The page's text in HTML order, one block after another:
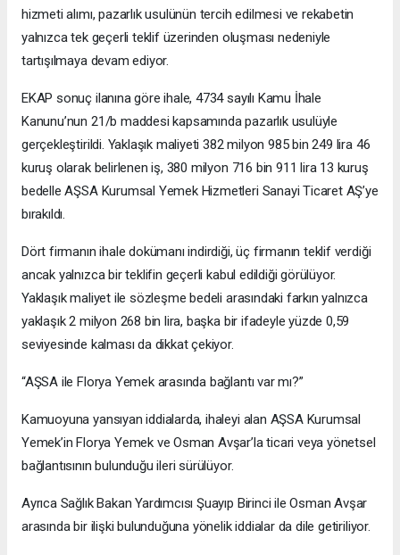
hizmeti alımı, pazarlık usulünün tercih edilmesi ve rekabetin
yalnızca tek geçerli teklif üzerinden oluşması nedeniyle
tartışılmaya devam ediyor.
EKAP sonuç ilanına göre ihale, 4734 sayılı Kamu İhale
Kanunu’nun 21/b maddesi kapsamında pazarlık usulüyle
gerçekleştirildi. Yaklaşık maliyeti 382 milyon 985 bin 249 lira 46
kuruş olarak belirlenen iş, 380 milyon 716 bin 911 lira 13 kuruş
bedelle AŞSA Kurumsal Yemek Hizmetleri Sanayi Ticaret AŞ’ye
bırakıldı.
Dört firmanın ihale dokümanı indirdiği, üç firmanın teklif verdiği
ancak yalnızca bir teklifin geçerli kabul edildiği görülüyor.
Yaklaşık maliyet ile sözleşme bedeli arasındaki farkın yalnızca
yaklaşık 2 milyon 268 bin lira, başka bir ifadeyle yüzde 0,59
seviyesinde kalması da dikkat çekiyor.
“AŞSA ile Florya Yemek arasında bağlantı var mı?”
Kamuoyuna yansıyan iddialarda, ihaleyi alan AŞSA Kurumsal
Yemek’in Florya Yemek ve Osman Avşar’la ticari veya yönetsel
bağlantısının bulunduğu ileri sürülüyor.
Ayrıca Sağlık Bakan Yardımcısı Şuayıp Birinci ile Osman Avşar
arasında bir ilişki bulunduğuna yönelik iddialar da dile getiriliyor.